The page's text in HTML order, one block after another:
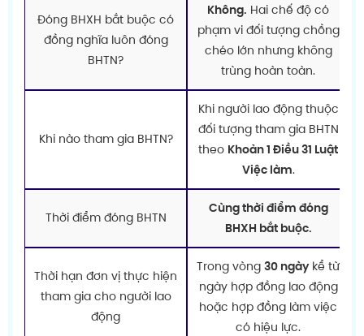
Đóng BHXH bắt buộc có
đồng nghĩa luôn đóng
BHTN?
Không. Hai chế độ có
phạm vi đối tượng chồng
chéo lớn nhưng không
trùng hoàn toàn.
Khi nào tham gia BHTN?
Khi người lao động thuộc
đối tượng tham gia BHTN
theo Khoản 1 Điều 31 Luật
Việc làm.
Thời điểm đóng BHTN
Cùng thời điểm đóng
BHXH bắt buộc.
Thời hạn đơn vị thực hiện
tham gia cho người lao
động
Trong vòng 30 ngàykể từ
ngày hợp đồng lao động
hoặc hợp đồng làm việc
có hiệu lực.